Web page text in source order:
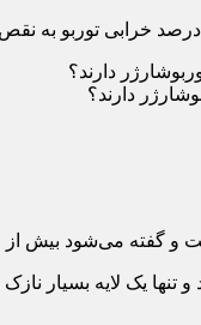
خرابی توربو به
دارند؟
توربو به مشکلات روغن مربوط می‌شود.
یک لایه بسیار